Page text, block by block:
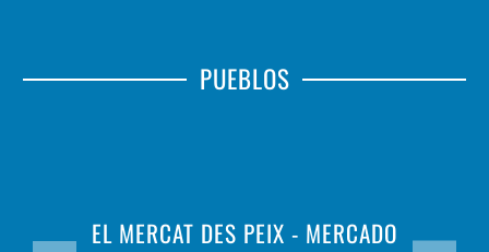
PUEBLOS
EL MERCAT DES PEIX - MERCADO